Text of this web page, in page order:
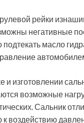
рейки
негативные
масло
и изготовлении
возможные
Сальник
к воздействию